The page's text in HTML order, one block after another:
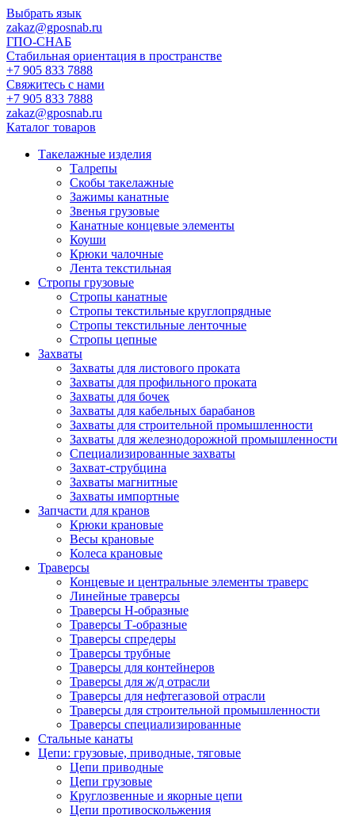
Выбрать язык
zakaz@gposnab.ru
ГПО-СНАБ
Стабильная ориентация в пространстве
+7 905 833 7888
Свяжитесь с нами
+7 905 833 7888
zakaz@gposnab.ru
Каталог товаров
Такелажные изделия
Талрепы
Скобы такелажные
Зажимы канатные
Звенья грузовые
Канатные концевые элементы
Коуши
Крюки чалочные
Лента текстильная
Стропы грузовые
Стропы канатные
Стропы текстильные круглопрядные
Стропы текстильные ленточные
Стропы цепные
Захваты
Захваты для листового проката
Захваты для профильного проката
Захваты для бочек
Захваты для кабельных барабанов
Захваты для строительной промышленности
Захваты для железнодорожной промышленности
Специализированные захваты
Захват-струбцина
Захваты магнитные
Захваты импортные
Запчасти для кранов
Крюки крановые
Весы крановые
Колеса крановые
Траверсы
Концевые и центральные элементы траверс
Линейные траверсы
Траверсы Н-образные
Траверсы Т-образные
Траверсы спредеры
Траверсы трубные
Траверсы для контейнеров
Траверсы для ж/д отрасли
Траверсы для нефтегазовой отрасли
Траверсы для строительной промышленности
Траверсы специализированные
Стальные канаты
Цепи: грузовые, приводные, тяговые
Цепи приводные
Цепи грузовые
Круглозвенные и якорные цепи
Цепи противоскольжения